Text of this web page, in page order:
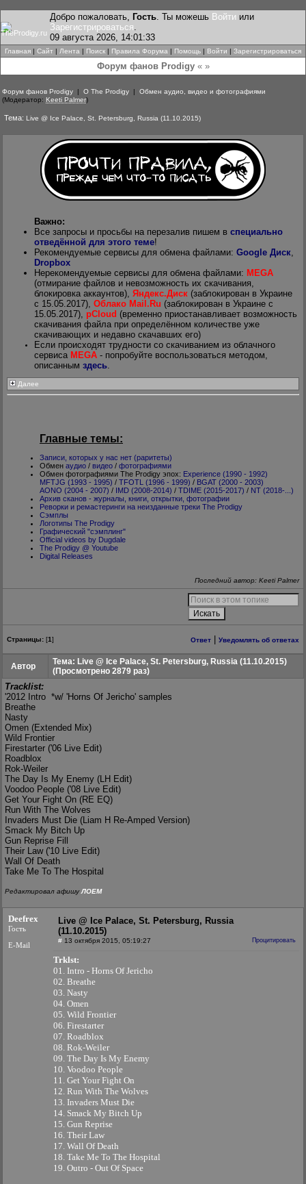
Добро пожаловать, Гость. Ты можешь Войти или
Зарегистрироваться.
09 августа 2026, 14:01:33
Главная | Сайт | Лента | Поиск | Правила Форума | Помощь | Войти | Зарегистрироваться
Форум фанов Prodigy« »
Форум фанов Prodigy | О The Prodigy | Обмен аудио, видео и фотографиями
(Модератор: Keeti Palmer)
Тема: Live @ Ice Palace, St. Petersburg, Russia (11.10.2015)
Важно:
Все запросы и просьбы на перезалив пишем в специально
отведённой для этого теме!
Рекомендуемые сервисы для обмена файлами: Google Диск,
Dropbox
Нерекомендуемые сервисы для обмена файлами: MEGA
(отмирание файлов и невозможность их скачивания,
блокировка аккаунтов), Яндекс.Диск (заблокирован в Украине
с 15.05.2017), Облако Mail.Ru (заблокирован в Украине с
15.05.2017), pCloud (временно приостанавливает возможность
скачивания файла при определённом количестве уже
скачивающих и недавно скачавших его)
Если происходят трудности со скачиванием из облачного
сервиса MEGA - попробуйте воспользоваться методом,
описанным здесь.
Далее
Главные темы:
Записи, которых у нас нет (раритеты)
Обмен аудио / видео / фотографиями
Обмен фотографиями The Prodigy эпох: Experience (1990 - 1992)
MFTJG (1993 - 1995) / TFOTL (1996 - 1999) / BGAT (2000 - 2003)
AONO (2004 - 2007) / IMD (2008-2014) / TDIME (2015-2017) / NT (2018-...)
Архив сканов - журналы, книги, открытки, фотографии
Реворки и ремастеринги на неизданные треки The Prodigy
Сэмплы
Логотипы The Prodigy
Графический "сэмплинг"
Official videos by Dugdale
The Prodigy @ Youtube
Digital Releases
Последний автор: Keeti Palmer
Страницы: [1] Ответ Уведомлять об ответах
Автор
Тема: Live @ Ice Palace, St. Petersburg, Russia (11.10.2015)
(Просмотрено 2879 раз)
Tracklist:
'2012 Intro *w/ 'Horns Of Jericho' samples
Breathe
Nasty
Omen (Extended Mix)
Wild Frontier
Firestarter ('06 Live Edit)
Roadblox
Rok-Weiler
The Day Is My Enemy (LH Edit)
Voodoo People ('08 Live Edit)
Get Your Fight On (RE EQ)
Run With The Wolves
Invaders Must Die (Liam H Re-Amped Version)
Smack My Bitch Up
Gun Reprise Fill
Their Law ('10 Live Edit)
Wall Of Death
Take Me To The Hospital
Редактировал афишуЛОЕМ
Deefrex
Гость
E-Mail
Live @ Ice Palace, St. Petersburg, Russia
(11.10.2015)
# 13 октября 2015, 05:19:27 Процитировать
Trklst:
01. Intro - Horns Of Jericho
02. Breathe
03. Nasty
04. Omen
05. Wild Frontier
06. Firestarter
07. Roadblox
08. Rok-Weiler
09. The Day Is My Enemy
10. Voodoo People
11. Get Your Fight On
12. Run With The Wolves
13. Invaders Must Die
14. Smack My Bitch Up
15. Gun Reprise
16. Their Law
17. Wall Of Death
18. Take Me To The Hospital
19. Outro - Out Of Space